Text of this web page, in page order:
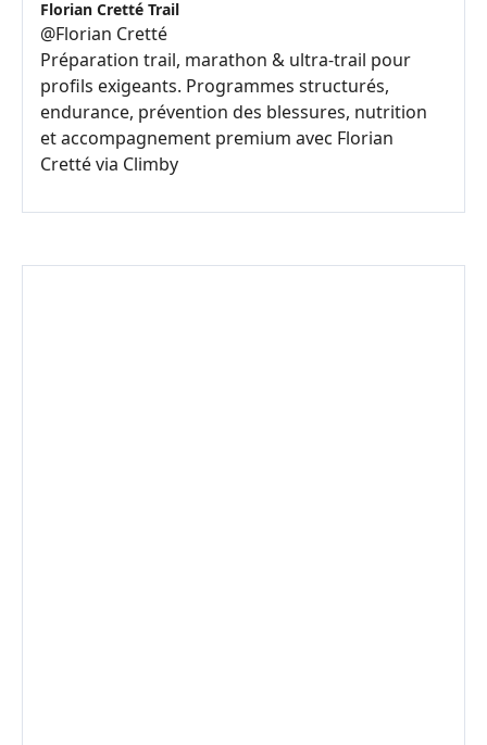
Florian Cretté Trail
@Florian Cretté
Préparation trail, marathon & ultra-trail pour
profils exigeants. Programmes structurés,
endurance, prévention des blessures, nutrition
et accompagnement premium avec Florian
Cretté via Climby